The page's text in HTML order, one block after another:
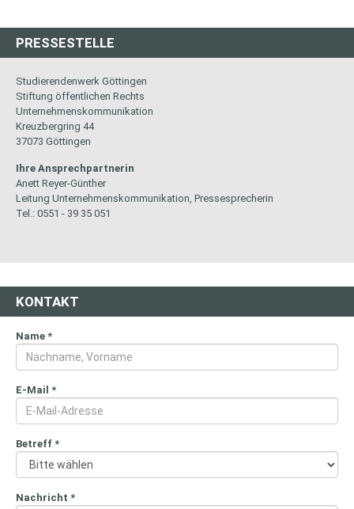
PRESSESTELLE
Studierendenwerk Göttingen
Stiftung öffentlichen Rechts
Unternehmenskommunikation
Kreuzbergring 44
37073 Göttingen
Ihre Ansprechpartnerin
Anett Reyer-Günther
Leitung Unternehmenskommunikation, Pressesprecherin
Tel.: 0551 - 39 35 051
KONTAKT
Name *
E-Mail *
Betreff *
Nachricht *